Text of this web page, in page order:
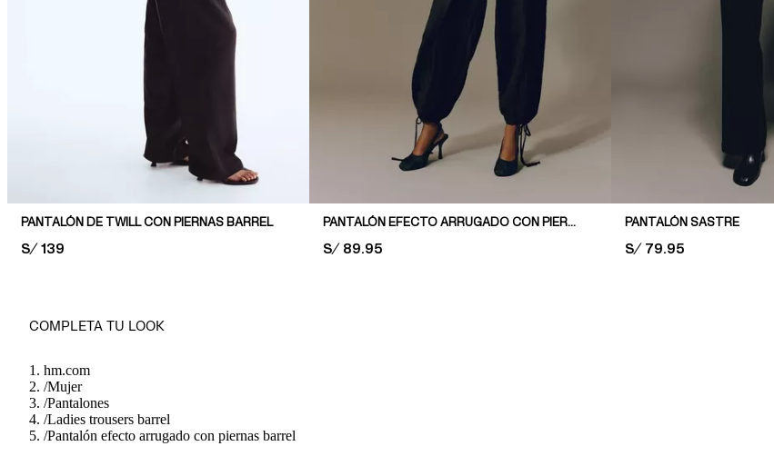
PANTALÓN DE TWILL CON PIERNAS BARREL
PRICE:
S/ 139
PANTALÓN EFECTO ARRUGADO CON PIERNAS BARREL
PRICE:
S/ 89.95
PANTALÓN SASTRE
PRICE:
S/ 79.95
COMPLETA TU LOOK
hm.com
/Mujer
/Pantalones
/Ladies trousers barrel
/Pantalón efecto arrugado con piernas barrel